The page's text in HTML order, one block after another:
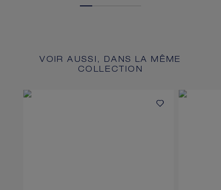
VOIR AUSSI, DANS LA MÊME
COLLECTION